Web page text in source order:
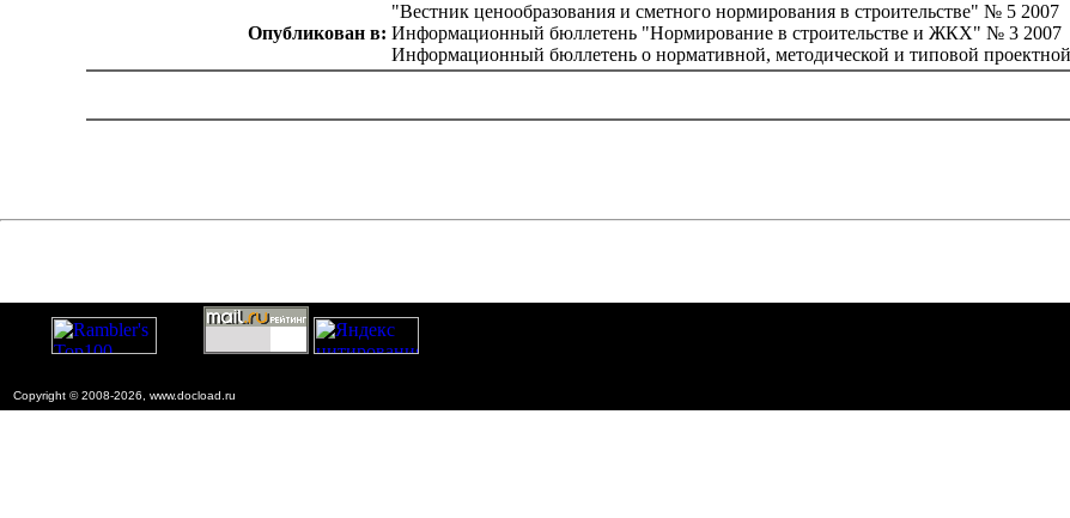
Опубликован в:
"Вестник ценообразования и сметного нормирования в строительстве" № 5 2007
Информационный бюллетень "Нормирование в строительстве и ЖКХ" № 3 2007
Информационный бюллетень о нормативной, методической и типовой
Copyright © 2008-2026, www.docload.ru